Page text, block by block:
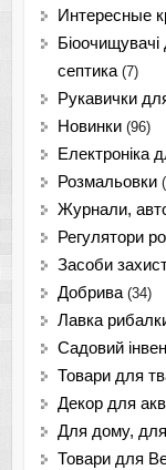
Интересные
септика (7)
Рукавички
Новинки (96)
Електроніка
Розмальовки
Журнали,
Регулятори
Засоби
Добрива (34)
Лавка
Садовий
Товари для
Декор для
Для дому, для
Товари для